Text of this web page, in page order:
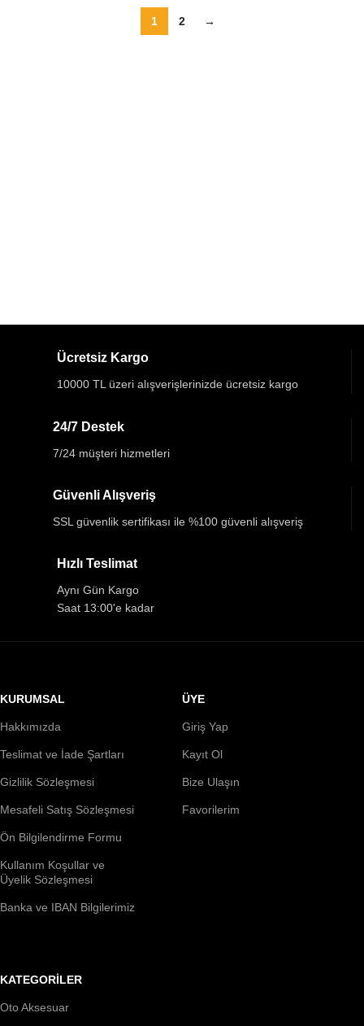
1 2 →
Ücretsiz Kargo
10000 TL üzeri alışverişlerinizde ücretsiz kargo
24/7 Destek
7/24 müşteri hizmetleri
Güvenli Alışveriş
SSL güvenlik sertifikası ile %100 güvenli alışveriş
Hızlı Teslimat
Aynı Gün Kargo
Saat 13:00'e kadar
KURUMSAL
Hakkımızda
Teslimat ve İade Şartları
Gizlilik Sözleşmesi
Mesafeli Satış Sözleşmesi
Ön Bilgilendirme Formu
Kullanım Koşullar ve
Üyelik Sözleşmesi
Banka ve IBAN Bilgilerimiz
ÜYE
Giriş Yap
Kayıt Ol
Bize Ulaşın
Favorilerim
KATEGORİLER
Oto Aksesuar